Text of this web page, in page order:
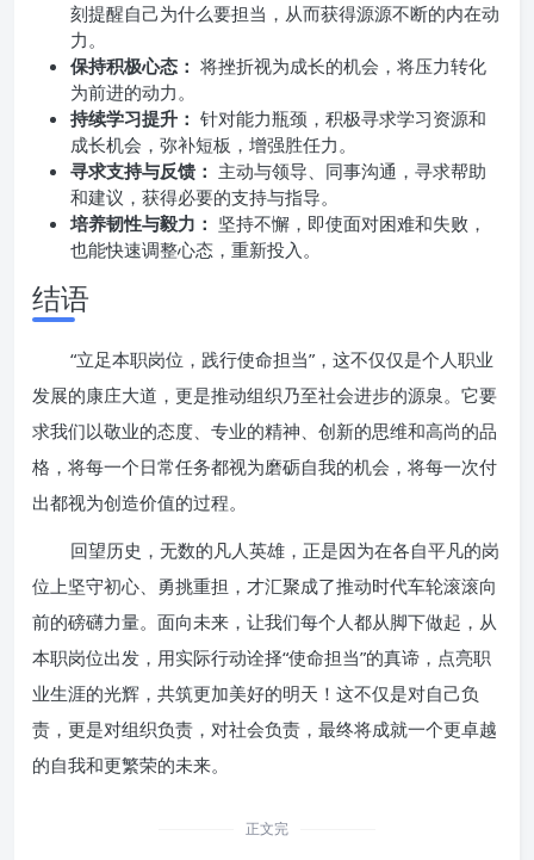
刻提醒自己为什么要担当，从而获得源源不断的内在动
力。
保持积极心态： 将挫折视为成长的机会，将压力转化
为前进的动力。
持续学习提升： 针对能力瓶颈，积极寻求学习资源和
成长机会，弥补短板，增强胜任力。
寻求支持与反馈： 主动与领导、同事沟通，寻求帮助
和建议，获得必要的支持与指导。
培养韧性与毅力： 坚持不懈，即使面对困难和失败，
也能快速调整心态，重新投入。
结语
“立足本职岗位，践行使命担当”，这不仅仅是个人职业
发展的康庄大道，更是推动组织乃至社会进步的源泉。它要
求我们以敬业的态度、专业的精神、创新的思维和高尚的品
格，将每一个日常任务都视为磨砺自我的机会，将每一次付
出都视为创造价值的过程。
回望历史，无数的凡人英雄，正是因为在各自平凡的岗
位上坚守初心、勇挑重担，才汇聚成了推动时代车轮滚滚向
前的磅礴力量。面向未来，让我们每个人都从脚下做起，从
本职岗位出发，用实际行动诠择“使命担当”的真谛，点亮职
业生涯的光辉，共筑更加美好的明天！这不仅是对自己负
责，更是对组织负责，对社会负责，最终将成就一个更卓越
的自我和更繁荣的未来。
正文完